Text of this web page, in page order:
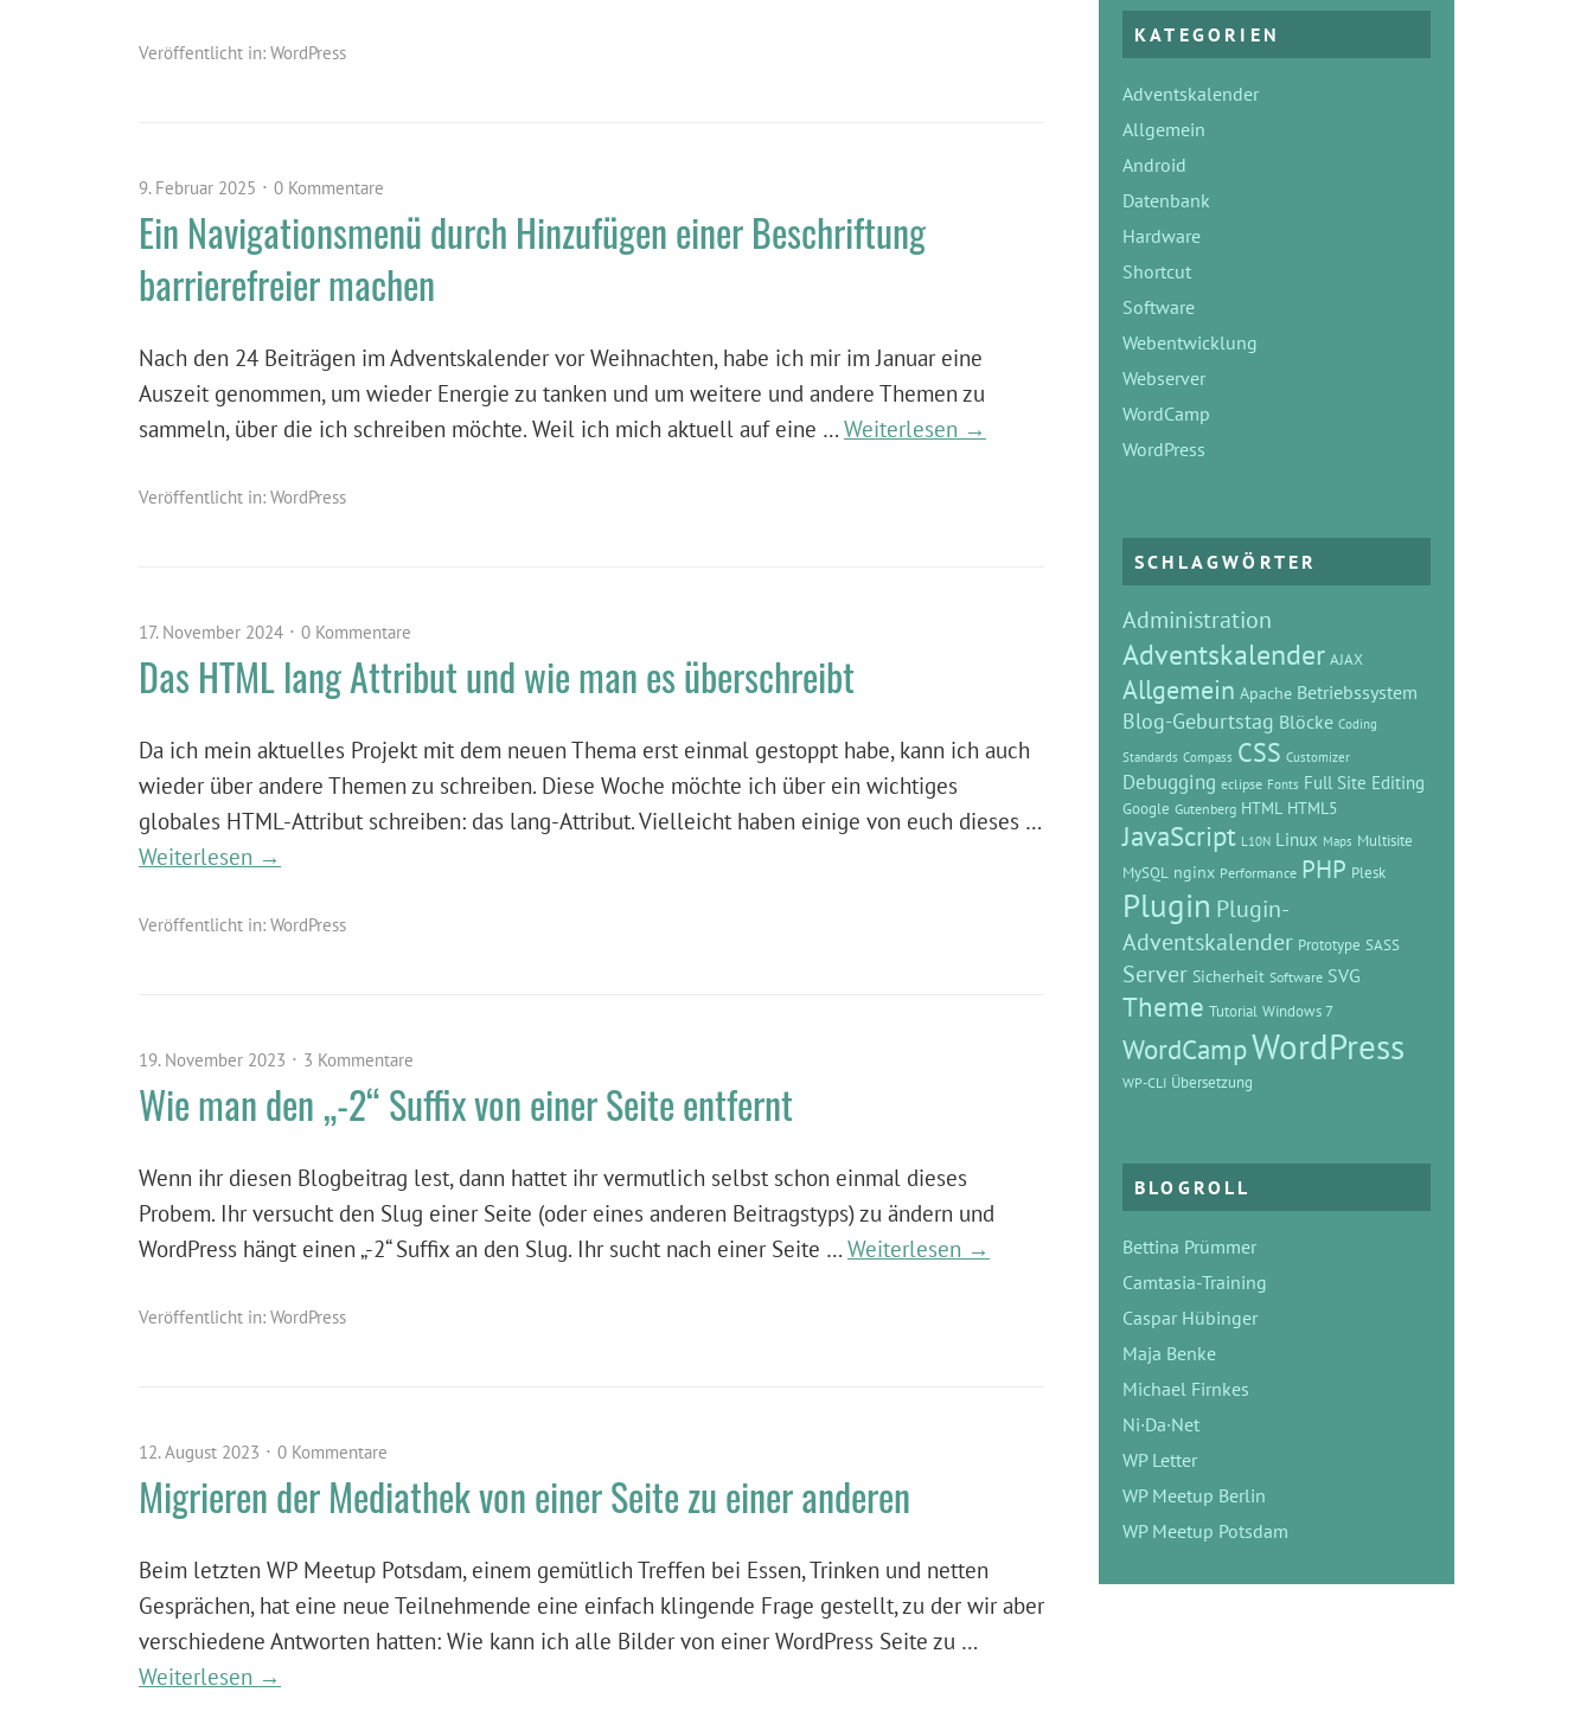
Veröffentlicht in: WordPress
9. Februar 2025 0 Kommentare
Ein Navigationsmenü durch Hinzufügen einer Beschriftung
barrierefreier machen
Nach den 24 Beiträgen im Adventskalender vor Weihnachten, habe ich mir im Januar eine
Auszeit genommen, um wieder Energie zu tanken und um weitere und andere Themen zu
sammeln, über die ich schreiben möchte. Weil ich mich aktuell auf eine … Weiterlesen →
Veröffentlicht in: WordPress
17. November 2024 0 Kommentare
Das HTML lang Attribut und wie man es überschreibt
Da ich mein aktuelles Projekt mit dem neuen Thema erst einmal gestoppt habe, kann ich auch
wieder über andere Themen zu schreiben. Diese Woche möchte ich über ein wichtiges
globales HTML-Attribut schreiben: das lang-Attribut. Vielleicht haben einige von euch dieses …
Weiterlesen →
Veröffentlicht in: WordPress
19. November 2023 3 Kommentare
Wie man den „-2“ Suffix von einer Seite entfernt
Wenn ihr diesen Blogbeitrag lest, dann hattet ihr vermutlich selbst schon einmal dieses
Probem. Ihr versucht den Slug einer Seite (oder eines anderen Beitragstyps) zu ändern und
WordPress hängt einen „-2“ Suffix an den Slug. Ihr sucht nach einer Seite … Weiterlesen →
Veröffentlicht in: WordPress
12. August 2023 0 Kommentare
Migrieren der Mediathek von einer Seite zu einer anderen
Beim letzten WP Meetup Potsdam, einem gemütlich Treffen bei Essen, Trinken und netten
Gesprächen, hat eine neue Teilnehmende eine einfach klingende Frage gestellt, zu der wir aber
verschiedene Antworten hatten: Wie kann ich alle Bilder von einer WordPress Seite zu …
Weiterlesen →
KATEGORIEN
Adventskalender
Allgemein
Android
Datenbank
Hardware
Shortcut
Software
Webentwicklung
Webserver
WordCamp
WordPress
SCHLAGWÖRTER
Administration
Adventskalender AJAX
Allgemein Apache Betriebssystem
Blog-Geburtstag Blöcke Coding
Standards Compass CSS Customizer
Debugging eclipse Fonts Full Site Editing
Google Gutenberg HTML HTML5
JavaScript L10N Linux Maps Multisite
MySQL nginx Performance PHP Plesk
Plugin Plugin-
Adventskalender Prototype SASS
Server Sicherheit Software SVG
Theme Tutorial Windows 7
WordCampWordPress
WP-CLI Übersetzung
BLOGROLL
Bettina Prümmer
Camtasia-Training
Caspar Hübinger
Maja Benke
Michael Firnkes
Ni·Da·Net
WP Letter
WP Meetup Berlin
WP Meetup Potsdam